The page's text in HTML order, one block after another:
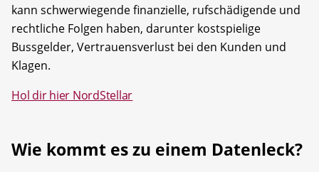
kann schwerwiegende finanzielle, rufschädigende und
rechtliche Folgen haben, darunter kostspielige
Bussgelder, Vertrauensverlust bei den Kunden und
Klagen.
Hol dir hier NordStellar
Wie kommt es zu einem Datenleck?